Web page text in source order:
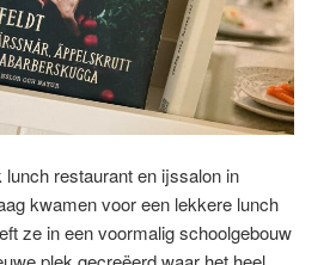
restaurant en ijssalon in
kwamen voor een lekkere lunch
ze in een voormalig schoolgebouw